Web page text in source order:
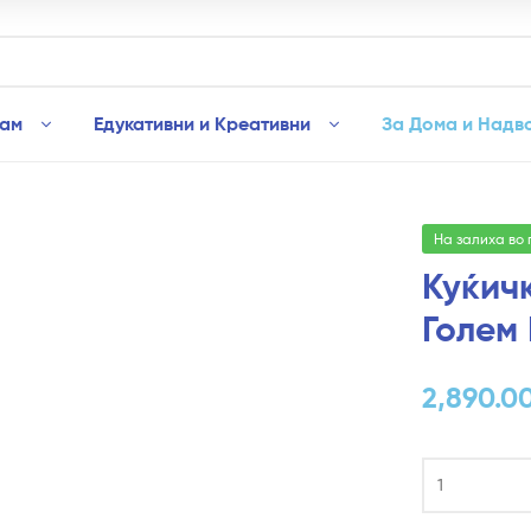
Едукативни и Креативни За Дома и
На залиха во